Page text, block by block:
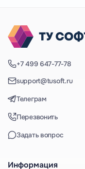
+7 499 647-77-78
support@tusoft.ru
Телеграм
Перезвонить
Задать вопрос
Информация